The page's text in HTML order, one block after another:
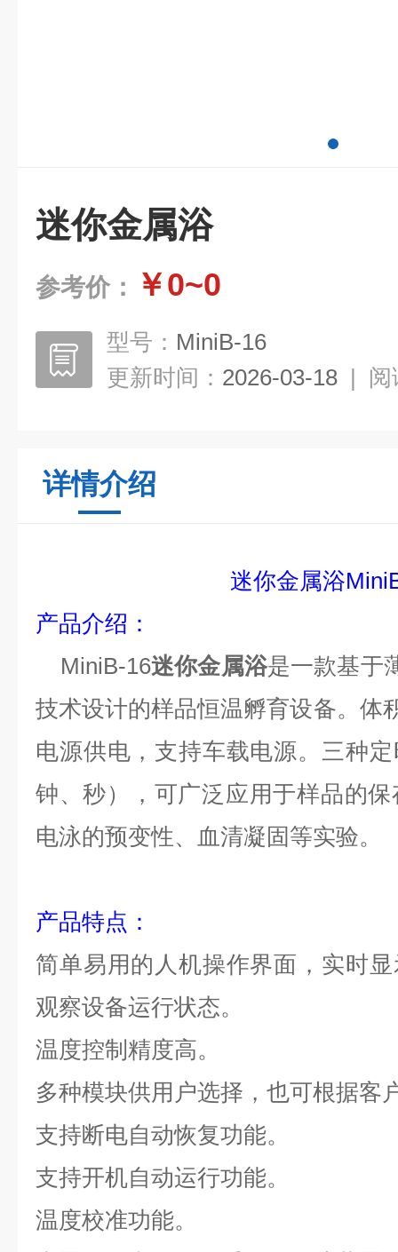
迷你金属浴
参考价： ￥0~0
型号： MiniB-16
更新时间： 2026-03-18 | 阅
详情介绍
迷你金属浴Mini
产品介绍：
MiniB-16迷你金属浴是一款基于
技术设计的样品恒温孵育设备。体
电源供电，支持车载电源。三种
钟、秒），可广泛应用于样品的
电泳的预变性、血清凝固等实验。
产品特点：
简单易用的人机操作界面，实时
观察设备运行状态。
温度控制精度高。
多种模块供用户选择，也可根据客
支持断电自动恢复功能。
支持开机自动运行功能。
温度校准功能。